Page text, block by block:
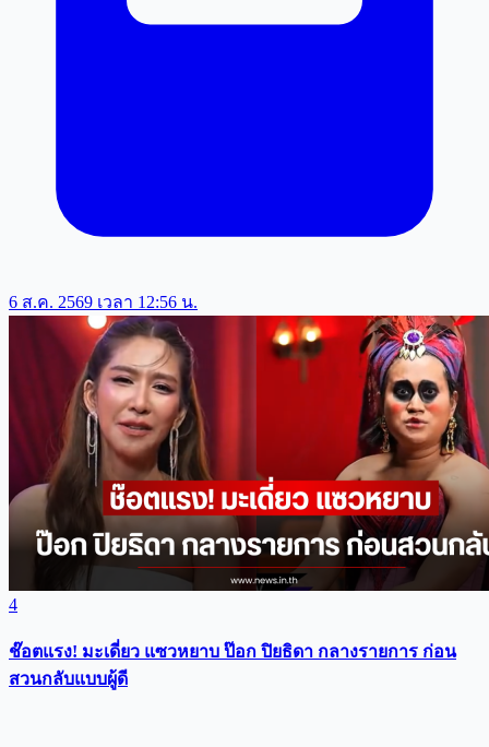
6 ส.ค. 2569 เวลา 12:56 น.
4
ช๊อตแรง! มะเดี่ยว แซวหยาบ ป๊อก ปิยธิดา กลางรายการ ก่อน
สวนกลับแบบผู้ดี